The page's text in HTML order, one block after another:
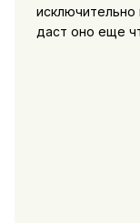
исключительно
даст оно еще